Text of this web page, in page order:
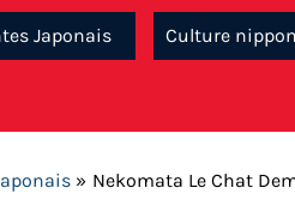
Japonais Culture
Nekomata Le Chat